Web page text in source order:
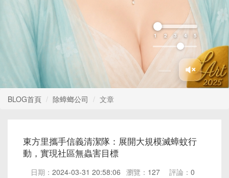
1 2 3 4 5
BLOG首頁 除蟑螂公司 文章
東方里攜手信義清潔隊：展開大規模滅蟑蚊行
動，實現社區無蟲害目標
日期： 2024-03-31 20:58:06 瀏覽： 127 評論： 0